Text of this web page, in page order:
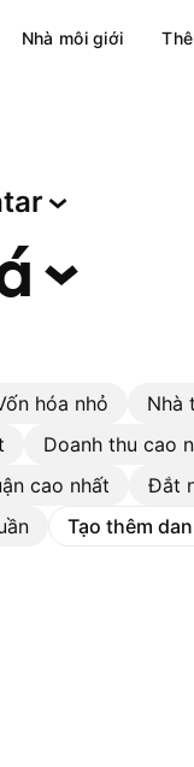
Nhà môi giới
hóa nhỏ Nhà
Doanh thu cao
cao nhất Đắt
Tạo thêm